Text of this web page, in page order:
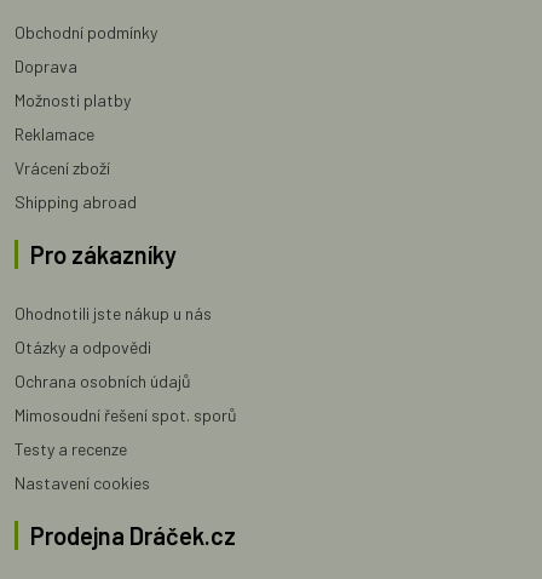
Obchodní podmínky
Doprava
Možnosti platby
Reklamace
Vrácení zboží
Shipping abroad
Pro zákazníky
Ohodnotili jste nákup u nás
Otázky a odpovědi
Ochrana osobních údajů
Mimosoudní řešení spot. sporů
Testy a recenze
Nastavení cookies
Prodejna Dráček.cz